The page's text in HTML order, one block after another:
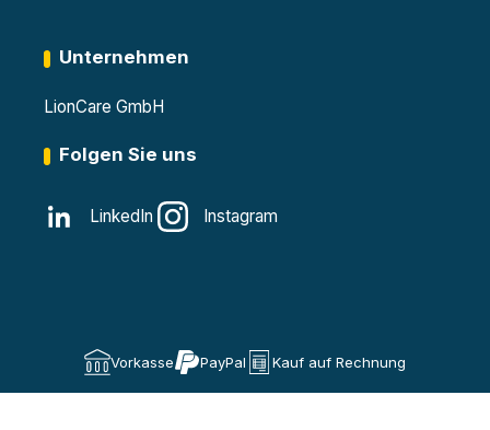
Unternehmen
LionCare GmbH
Folgen Sie uns
LinkedIn Instagram
Vorkasse PayPal Kauf auf Rechnung